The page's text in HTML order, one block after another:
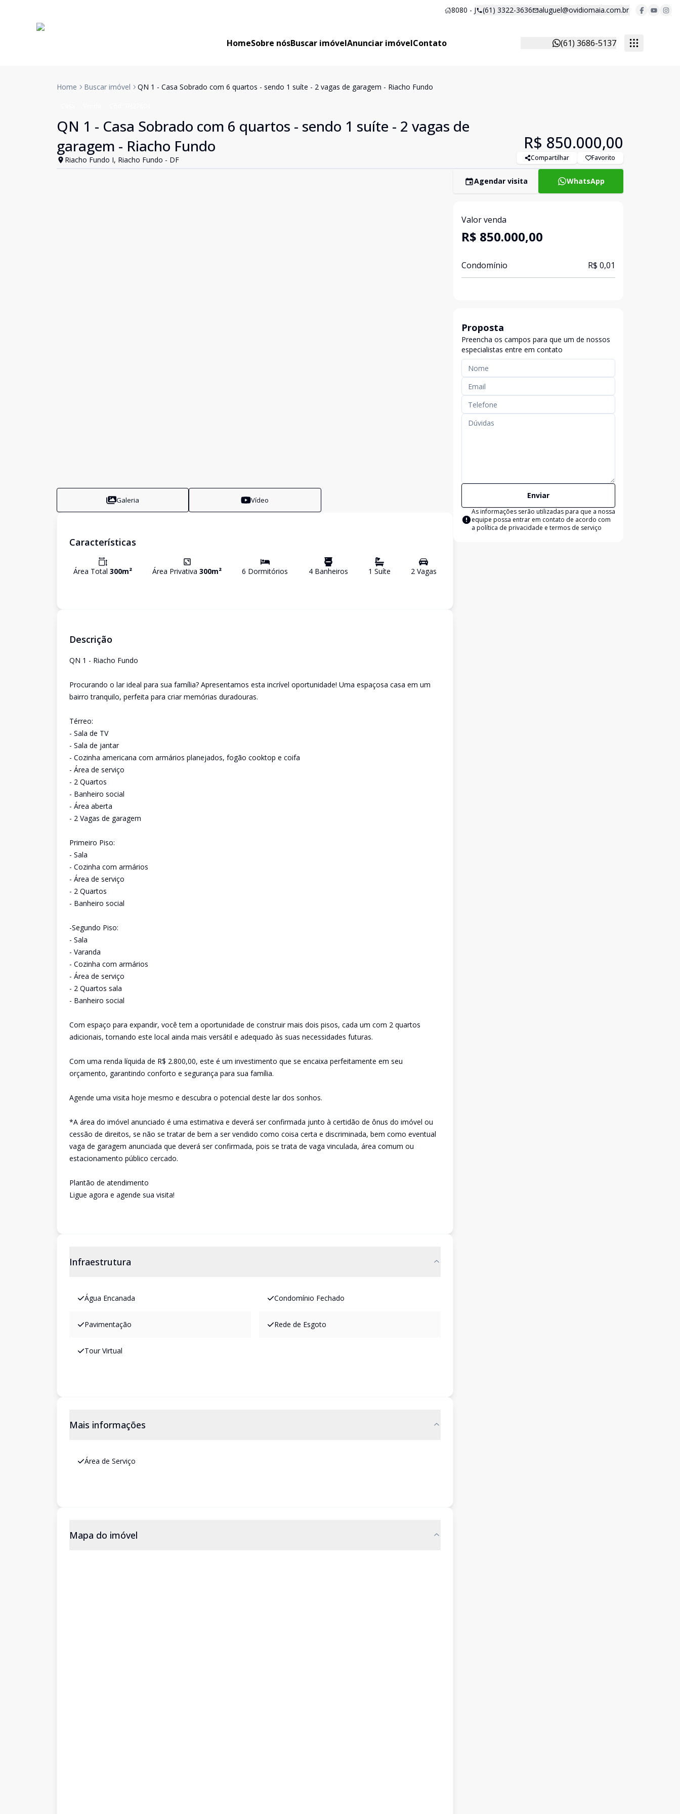
8080 - J (61) 3322-3636 aluguel@ovidiomaia.com.br
HomeSobre nósBuscar imóvelAnunciar imóvelContato (61) 3686-5137
Home Buscar imóvel QN 1 - Casa Sobrado com 6 quartos - sendo 1 suíte - 2 vagas de garagem - Riacho Fundo
QN 1 - Casa Sobrado com 6 quartos - sendo 1 suíte - 2 vagas de
garagem - Riacho Fundo
Riacho Fundo I, Riacho Fundo - DF
R$ 850.000,00
Compartilhar Favorito
Galeria Vídeo
Características
Área Total 300m² Área Privativa300m² 6 Dormitórios 4Banheiros 1 Suíte 2Vagas
Descrição
QN 1 - Riacho Fundo
Procurando o lar ideal para sua família? Apresentamos esta incrível oportunidade! Uma espaçosa casa em um
bairro tranquilo, perfeita para criar memórias duradouras.
Térreo:
- Sala de TV
- Sala de jantar
- Cozinha americana com armários planejados, fogão cooktop e coifa
- Área de serviço
- 2 Quartos
- Banheiro social
- Área aberta
- 2 Vagas de garagem
Primeiro Piso:
- Sala
- Cozinha com armários
- Área de serviço
- 2 Quartos
- Banheiro social
-Segundo Piso:
- Sala
- Varanda
- Cozinha com armários
- Área de serviço
- 2 Quartos sala
- Banheiro social
Com espaço para expandir, você tem a oportunidade de construir mais dois pisos, cada um com 2 quartos
adicionais, tornando este local ainda mais versátil e adequado às suas necessidades futuras.
Com uma renda líquida de R$ 2.800,00, este é um investimento que se encaixa perfeitamente em seu
orçamento, garantindo conforto e segurança para sua família.
Agende uma visita hoje mesmo e descubra o potencial deste lar dos sonhos.
*A área do imóvel anunciado é uma estimativa e deverá ser confirmada junto à certidão de ônus do imóvel ou
cessão de direitos, se não se tratar de bem a ser vendido como coisa certa e discriminada, bem como eventual
vaga de garagem anunciada que deverá ser confirmada, pois se trata de vaga vinculada, área comum ou
estacionamento público cercado.
Plantão de atendimento
Ligue agora e agende sua visita!
Infraestrutura
Água Encanada Condomínio Fechado
Pavimentação Rede de Esgoto
Tour Virtual
Mais informações
Área de Serviço
Mapa do imóvel
Agendar visita WhatsApp
Valor venda
R$ 850.000,00
Condomínio R$ 0,01
Proposta
Preencha os campos para que um de nossos
especialistas entre em contato
Enviar
As informações serão utilizadas para que a nossa
equipe possa entrar em contato de acordo com
a política de privacidade e termos de serviço